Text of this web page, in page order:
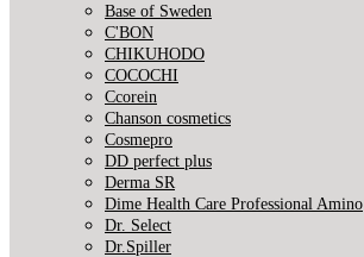
Base of Sweden
C'BON
CHIKUHODO
COCOCHI
Ccorein
Chanson cosmetics
Cosmepro
DD perfect plus
Derma SR
Dime Health Care Professional Amino
Dr. Select
Dr.Spiller